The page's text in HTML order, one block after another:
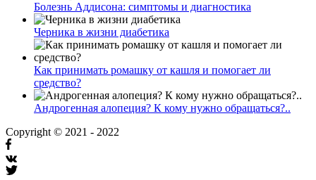
Болезнь Аддисона: симптомы и диагностика
Черника в жизни диабетика
Как принимать ромашку от кашля и помогает ли
средство?
Андрогенная алопеция? К кому нужно обращаться?..
Copyright © 2021 - 2022